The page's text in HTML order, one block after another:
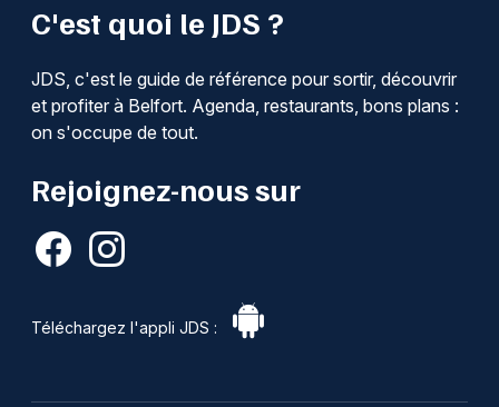
C'est quoi le JDS ?
JDS, c'est le guide de référence pour sortir, découvrir
et profiter à Belfort. Agenda, restaurants, bons plans :
on s'occupe de tout.
Rejoignez-nous sur
Téléchargez l'appli JDS :